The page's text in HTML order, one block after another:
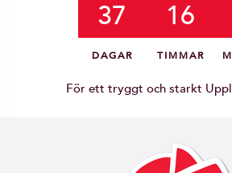
37 16
DAGAR TIMMAR
För ett tryggt och starkt